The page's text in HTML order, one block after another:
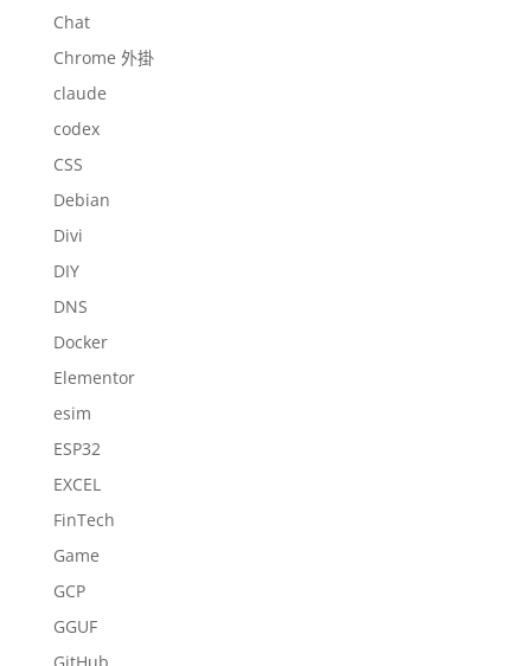
Chat
Chrome 外掛
claude
codex
CSS
Debian
Divi
DIY
DNS
Docker
Elementor
esim
ESP32
EXCEL
FinTech
Game
GCP
GGUF